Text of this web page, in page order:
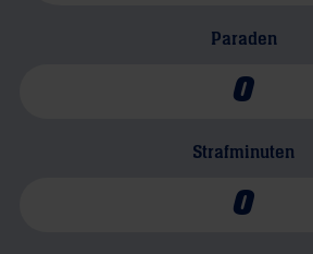
Paraden
0
Strafminuten
0